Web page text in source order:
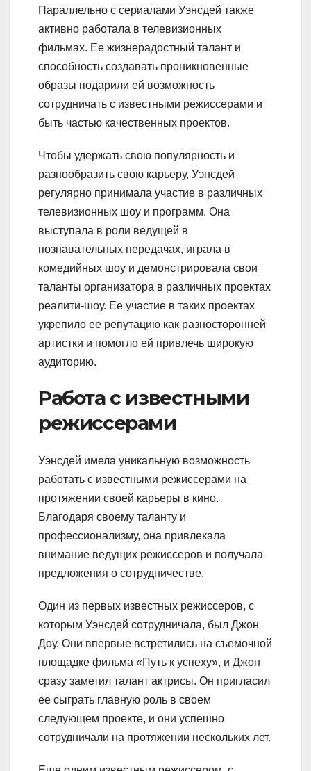
Параллельно с сериалами Уэнсдей также
активно работала в телевизионных
фильмах. Ее жизнерадостный талант и
способность создавать проникновенные
образы подарили ей возможность
сотрудничать с известными режиссерами и
быть частью качественных проектов.
Чтобы удержать свою популярность и
разнообразить свою карьеру, Уэнсдей
регулярно принимала участие в различных
телевизионных шоу и программ. Она
выступала в роли ведущей в
познавательных передачах, играла в
комедийных шоу и демонстрировала свои
таланты организатора в различных проектах
реалити-шоу. Ее участие в таких проектах
укрепило ее репутацию как разносторонней
артистки и помогло ей привлечь широкую
аудиторию.
Работа с известными
режиссерами
Уэнсдей имела уникальную возможность
работать с известными режиссерами на
протяжении своей карьеры в кино.
Благодаря своему таланту и
профессионализму, она привлекала
внимание ведущих режиссеров и получала
предложения о сотрудничестве.
Один из первых известных режиссеров, с
которым Уэнсдей сотрудничала, был Джон
Доу. Они впервые встретились на съемочной
площадке фильма «Путь к успеху», и Джон
сразу заметил талант актрисы. Он пригласил
ее сыграть главную роль в своем
следующем проекте, и они успешно
сотрудничали на протяжении нескольких лет.